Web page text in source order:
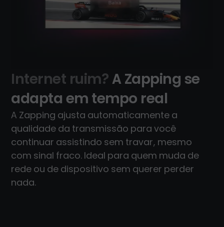
Internet ruim?A Zapping se
adapta em tempo real
A Zapping ajusta automaticamente a
qualidade da transmissão para você
continuar assistindo sem travar, mesmo
com sinal fraco. Ideal para quem muda de
rede ou de dispositivo sem querer perder
nada.